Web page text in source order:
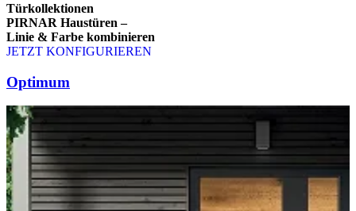
Türkollektionen
PIRNAR Haustüren –
Linie & Farbe kombinieren
JETZT KONFIGURIEREN
Optimum